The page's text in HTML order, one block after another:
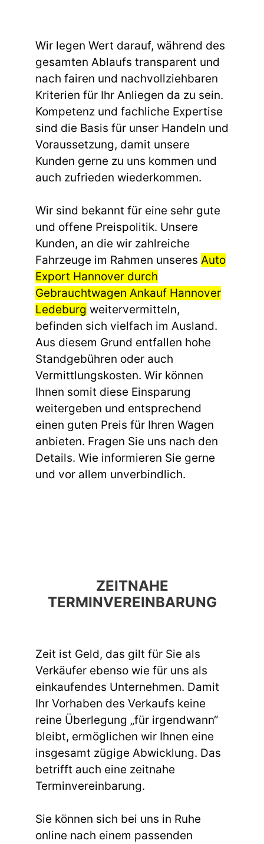
Wir legen Wert darauf, während des
gesamten Ablaufs transparent und
nach fairen und nachvollziehbaren
Kriterien für Ihr Anliegen da zu sein.
Kompetenz und fachliche Expertise
sind die Basis für unser Handeln und
Voraussetzung, damit unsere
Kunden gerne zu uns kommen und
auch zufrieden wiederkommen.
Wir sind bekannt für eine sehr gute
und offene Preispolitik. Unsere
Kunden, an die wir zahlreiche
Fahrzeuge im Rahmen unseres Auto
Export Hannover durch
Gebrauchtwagen Ankauf Hannover
Ledeburg weitervermitteln,
befinden sich vielfach im Ausland.
Aus diesem Grund entfallen hohe
Standgebühren oder auch
Vermittlungskosten. Wir können
Ihnen somit diese Einsparung
weitergeben und entsprechend
einen guten Preis für Ihren Wagen
anbieten. Fragen Sie uns nach den
Details. Wie informieren Sie gerne
und vor allem unverbindlich.
ZEITNAHE
TERMINVEREINBARUNG
Zeit ist Geld, das gilt für Sie als
Verkäufer ebenso wie für uns als
einkaufendes Unternehmen. Damit
Ihr Vorhaben des Verkaufs keine
reine Überlegung „für irgendwann“
bleibt, ermöglichen wir Ihnen eine
insgesamt zügige Abwicklung. Das
betrifft auch eine zeitnahe
Terminvereinbarung.
Sie können sich bei uns in Ruhe
online nach einem passenden